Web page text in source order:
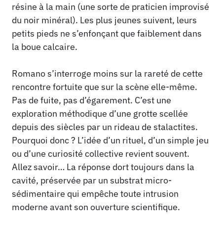
résine à la main (une sorte de praticien improvisé
du noir minéral). Les plus jeunes suivent, leurs
petits pieds ne s’enfonçant que faiblement dans
la boue calcaire.
Romano s’interroge moins sur la rareté de cette
rencontre fortuite que sur la scène elle-même.
Pas de fuite, pas d’égarement. C’est une
exploration méthodique d’une grotte scellée
depuis des siècles par un rideau de stalactites.
Pourquoi donc ? L’idée d’un rituel, d’un simple jeu
ou d’une curiosité collective revient souvent.
Allez savoir… La réponse dort toujours dans la
cavité, préservée par un substrat micro-
sédimentaire qui empêche toute intrusion
moderne avant son ouverture scientifique.